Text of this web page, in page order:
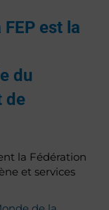
est la
du
de
la Fédération
et services